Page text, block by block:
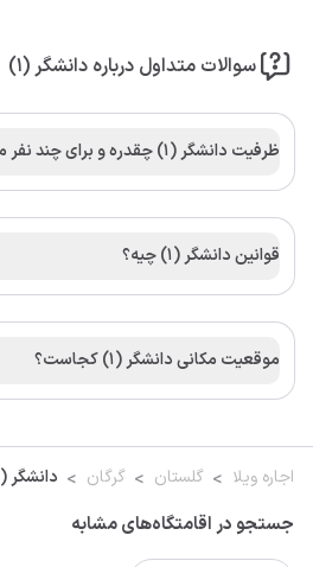
سوالات متداول درباره دانشگر (1)
ظرفیت دانشگر (1) چقدره و برای چند نفر مناسبه؟
قوانین دانشگر (1) چیه؟
موقعیت مکانی دانشگر (1) کجاست؟
اجاره ویلا گلستان گرگان دانشگر (1)
جستجو در اقامتگاه‌های مشابه